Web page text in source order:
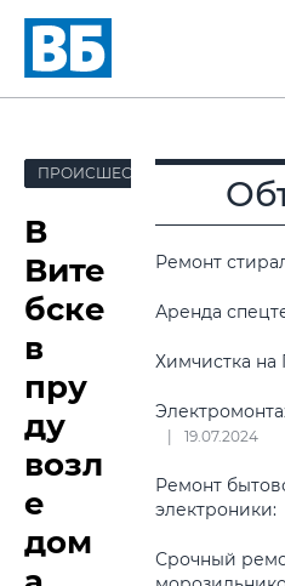
ПРОИСШЕСТВИЯ
В
Вите
бске
в
пру
ду
возл
е
дом
Ремонт
Аренда
Химчистка на
19.07.2024
Ремонт
электроники:
Срочный